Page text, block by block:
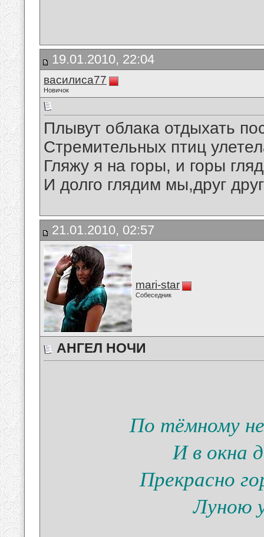
19.01.2010, 22:04
василиса77
Новичок
Плывут облака отдыхать
Стремительных птиц
Гляжу я на горы, и горы
И долго глядим мы,друг
21.01.2010, 02:57
mari-star
Собеседник
АНГЕЛ НОЧИ
По тёмному
И в окна
Прекрасно
Луною